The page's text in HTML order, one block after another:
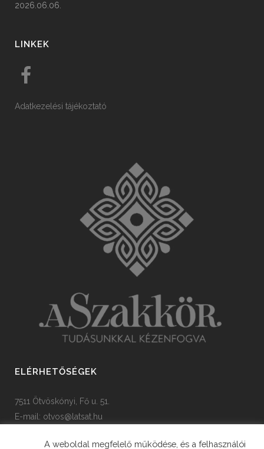
2026.06.06.
LINKEK
Adatkezelési tájékoztató
ELÉRHETŐSÉGEK
7511 Ötvöskónyi, Fő u. 51.
E-mail: otvos@latsat.hu
A weboldal megfelelő működése, és a felhasználói